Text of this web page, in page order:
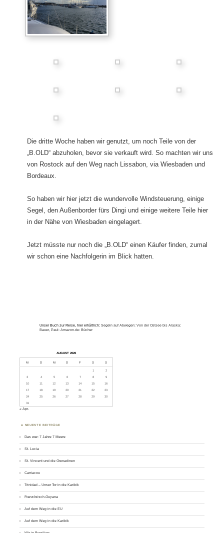
Die dritte Woche haben wir genutzt, um noch Teile von der
„B.OLD“ abzuholen, bevor sie verkauft wird. So machten wir uns
von Rostock auf den Weg nach Lissabon, via Wiesbaden und
Bordeaux.
So haben wir hier jetzt die wundervolle Windsteuerung, einige
Segel, den Außenborder fürs Dingi und einige weitere Teile hier
in der Nähe von Wiesbaden eingelagert.
Jetzt müsste nur noch die „B.OLD“ einen Käufer finden, zumal
wir schon eine Nachfolgerin im Blick hatten.
Unser Buch zur Reise, hier erhältlich:Segeln auf Abwegen: Von der Ostsee bis Alaska:
Bauer, Paul: Amazon.de: Bücher
AUGUST 2026
M D M D F S S
1
2
3
4 5 6 7 8
9
10
11 12 13 14 15
16
17
18 19 20 21 22
23
24
25 26 27 28 29
30
31
« Apr.
NEUESTE BEITRÄGE
Das war: 7 Jahre 7 Meere
St. Lucia
St. Vincent und die Grenadinen
Carriacou
Trinidad – Unser Tor in die Karibik
Französisch-Guyana
Auf dem Weg in die EU
Auf dem Weg in die Karibik